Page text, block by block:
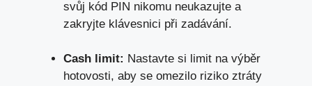
svůj kód PIN nikomu neukazujte a
zakryjte klávesnici při zadávání.
Cash limit: Nastavte si limit na výběr
hotovosti, aby se omezilo riziko ztráty